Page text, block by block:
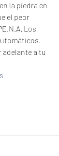
la piedra en
el peor
Los
adelante a tu